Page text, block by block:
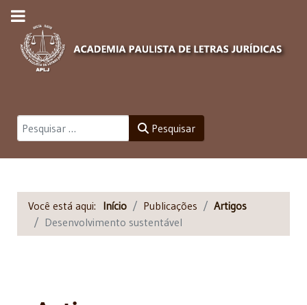
Pesquisar Pesquisar
Você está aqui: Início Publicações
Artigos
Desenvolvimento sustentável